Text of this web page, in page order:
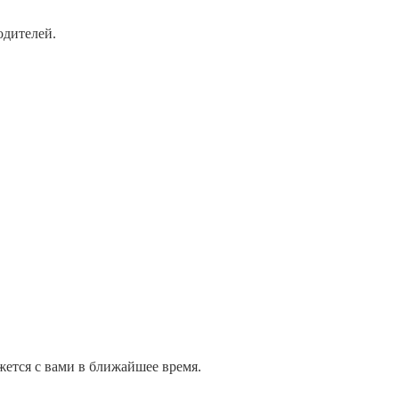
с вами в ближайшее время.